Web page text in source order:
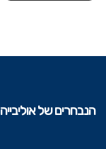
הנבחרים של אוליבייה